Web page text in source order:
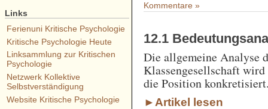
Kommentare »
12.1
Die allgemeine Analyse
Klassengesellschaft
die Position
►Artikel lesen
Links
Ferienuni Kritische Psychologie
Kritische Psychologie Heute
Linksammlung zur Kritischen
Psychologie
Netzwerk Kollektive
Selbstverständigung
Website Kritische Psychologie